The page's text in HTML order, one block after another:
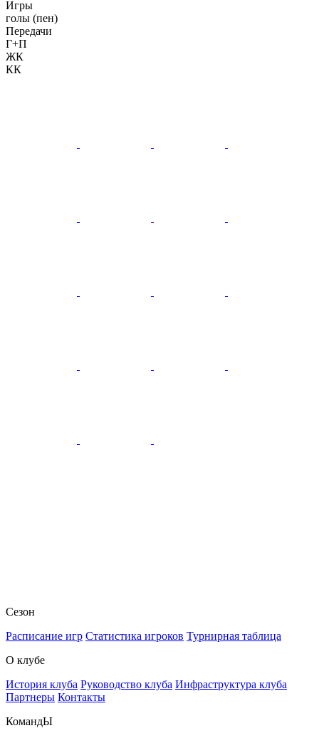
Игры
голы (пен)
Передачи
Г+П
ЖК
КК
Сезон
Расписание игр Статистика игроков Турнирная таблица
О клубе
История клуба Руководство клуба Инфраструктура клуба
Партнеры Контакты
КомандЫ